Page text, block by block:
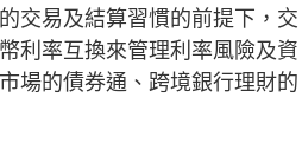
交易及結算習慣的前提下，交
利率互換來管理利率風險及資
場的債券通、跨境銀行理財的